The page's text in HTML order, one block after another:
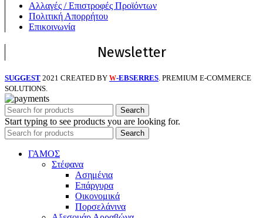
Αλλαγές / Επιστροφές Προϊόντων
Πολιτική Απορρήτου
Επικοινωνία
Newsletter
SUGGEST 2021 CREATED BY W-EBSERRES. PREMIUM E-COMMERCE
SOLUTIONS.
Search
Start typing to see products you are looking for.
Search
ΓΑΜΟΣ
Στέφανα
Ασημένια
Επάργυρα
Οικονομικά
Πορσελάνινα